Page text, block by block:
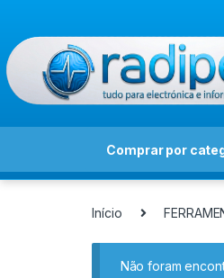
Comprar por
Início
Não foram